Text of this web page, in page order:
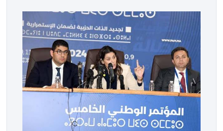
متمنيات جلالته بموصول التقدم والازدهار للشعب الإيفواري.
ومما جاء في برقية جلالة الملك “لقد تمكنت المملكة
المغربية وجمهورية كوت ديفوار، بحكم […]